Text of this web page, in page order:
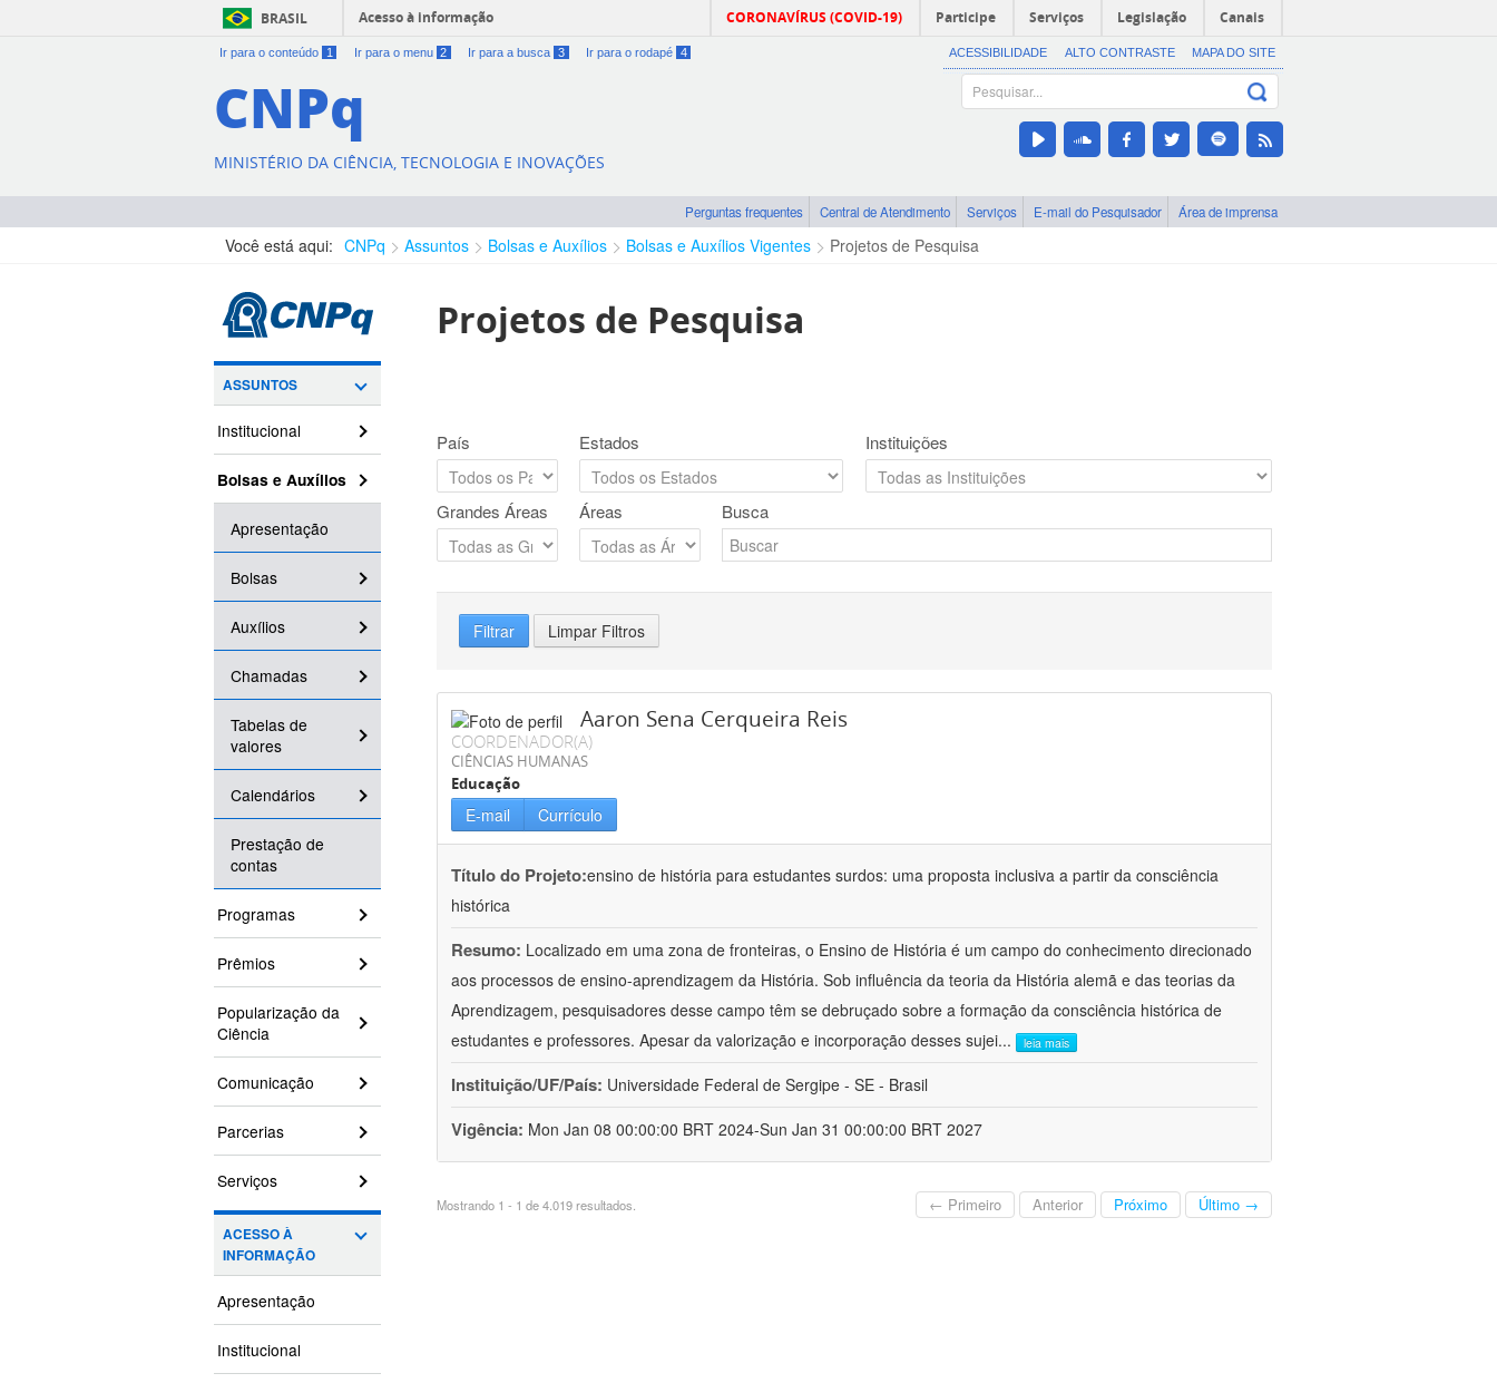
BRASIL Acesso à informação CORONAVÍRUS (COVID-19) Participe Serviços Legislação Canais
Ir para o conteúdo 1 Ir para o menu 2 Ir para a busca 3 Ir para o rodapé 4 ACESSIBILIDADE ALTO CONTRASTE MAPA DO SITE
CNPq
MINISTÉRIO DA CIÊNCIA, TECNOLOGIA E INOVAÇÕES
Perguntas frequentes Central de Atendimento Serviços E-mail do Pesquisador Área de imprensa
Você está aqui: CNPq Assuntos Bolsas e Auxílios Bolsas e Auxílios Vigentes Projetos de Pesquisa
ASSUNTOS
Institucional
Bolsas e Auxílios
Apresentação
Bolsas
Auxílios
Chamadas
Tabelas de
valores
Calendários
Prestação de
contas
Programas
Prêmios
Popularização da
Ciência
Comunicação
Parcerias
Serviços
ACESSO À
INFORMAÇÃO
Apresentação
Institucional
Projetos de Pesquisa
País Estados Instituições
Grandes Áreas Áreas Busca
Filtrar Limpar Filtros
Aaron Sena Cerqueira Reis
COORDENADOR(A)
CIÊNCIAS HUMANAS
Educação
E-mail Currículo
Título do Projeto:ensino de história para estudantes surdos: uma proposta inclusiva a partir da consciência
histórica
Resumo: Localizado em uma zona de fronteiras, o Ensino de História é um campo do conhecimento direcionado
aos processos de ensino-aprendizagem da História. Sob influência da teoria da História alemã e das teorias da
Aprendizagem, pesquisadores desse campo têm se debruçado sobre a formação da consciência histórica de
estudantes e professores. Apesar da valorização e incorporação desses sujei... leia mais
Instituição/UF/País: Universidade Federal de Sergipe - SE - Brasil
Vigência: Mon Jan 08 00:00:00 BRT 2024-Sun Jan 31 00:00:00 BRT 2027
Mostrando 1 - 1 de 4.019 resultados. ← Primeiro Anterior Próximo Último →